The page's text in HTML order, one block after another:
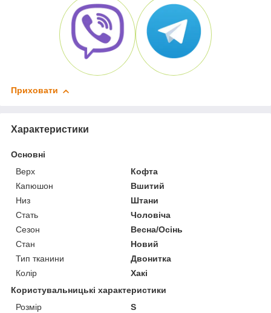
Приховати
Характеристики
Основні
Верх
Кофта
Капюшон
Вшитий
Низ
Штани
Стать
Чоловіча
Сезон
Весна/Осінь
Стан
Новий
Тип тканини
Двонитка
Колір
Хакі
Користувальницькі характеристики
Розмір
S